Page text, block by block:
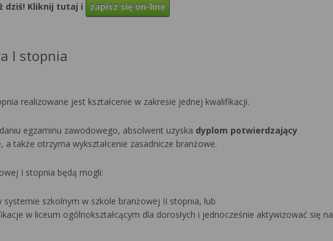
dziś! Kliknij tutaj i zapisz się on-line
I stopnia
realizowane jest kształcenie w zakresie jednej kwalifikacji.
egzaminu zawodowego, absolwent uzyska dyplom potwierdzający
a także otrzyma wykształcenie zasadnicze branżowe.
I stopnia będą mogli:
systemie szkolnym w szkole branżowej II stopnia, lub
w liceum ogólnokształcącym dla dorosłych i jednocześnie aktywizować się na